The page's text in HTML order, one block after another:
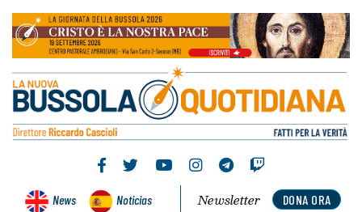
News Noticias DONA ORA
Newsletter